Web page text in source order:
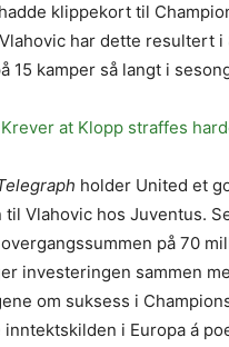
klippekort til
har dette resultert i
15 kamper så langt i
Krever at Klopp straffes
holder United et
til Vlahovic hos Juventus.
på 70
investeringen sammen
om suksess i
i Europa á